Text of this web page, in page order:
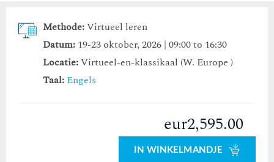
Methode:Virtueel leren
Datum: 19-23 oktober, 2026 | 09:00 to 16:30
Locatie:Virtueel-en-klassikaal (W. Europe )
Taal: Engels
eur2,595.00
IN WINKELMANDJE